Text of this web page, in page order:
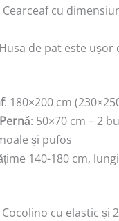
Cearceaf cu
de pat este
: 180×200 cm
: 50×70 cm – 2
și pufos
140-180 cm,
cu elastic